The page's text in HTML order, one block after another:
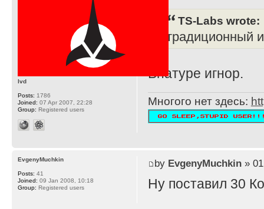
TS-Labs wrote:
традиционный
Внатуре игнор.
Многого нет здесь:
lvd
Posts: 1786
Joined: 07 Apr 2007, 22:28
Group: Registered users
by EvgenyMuchkin» 01
Ну поставил 30
EvgenyMuchkin
Posts: 41
Joined: 09 Jan 2008, 10:18
Group: Registered users